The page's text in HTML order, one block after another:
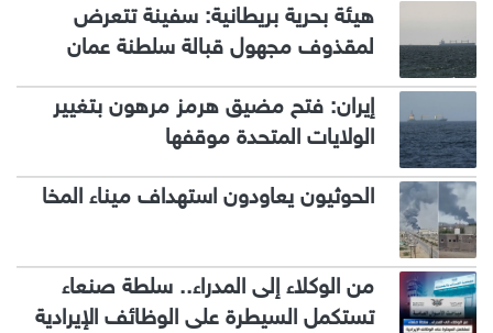
هيئة بحرية بريطانية: سفينة تتعرض
لمقذوف مجهول قبالة سلطنة عمان
إيران: فتح مضيق هرمز مرهون بتغيير
الولايات المتحدة موقفها
الحوثيون يعاودون استهداف ميناء المخا
من الوكلاء إلى المدراء.. سلطة صنعاء
تستكمل السيطرة على الوظائف الإيرادية